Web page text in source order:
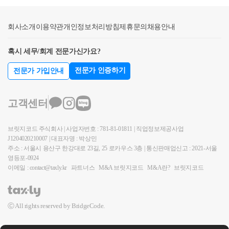
유한 경우중과 배제 혜택이 있는지 살펴볼까요?155조
동상속 최대지분권자의 경우에해당하는 &lt;상속 주택
&gt; 은상속받은 날부터 5년이 경과되지 않았다면주택
수에서 배제 됩니다.1세대 1주택 비과세가 된다는 것
에 대한 비과세 특례가 불가능한 경우,상속주택 + 일반
주택 -&gt; 일반주택 매도시일반주택이 조정지역에 위
치한다면비과세 or 중과세가 될텐데요.상속 후 5년 이
내 양도한다면, 주택 수에서 제외시켜중과세가 아닌
일반과세로 적용할 수 있다는 내용입니다.또한 공동상
속주택의 경우에도상속지분이 가장 큰 상속인의 소유
수 포함소수지분권자 - 주택 수 미포함즉 소수지분권
자의 경우에도비과세가 불가능하다면,중과세가 아닌
제외될 수 있는지요건을 따져봐야 합니다.과세관청에
택을 보유하고 신규 주택을 취득하신다면꼭 상담을 받
으신 뒤 진행하시길 추천 드립니다.궁금한 내용 있으
시다면언제든 아래 링크로 편안하게 '세금 문의' 진행
다.긴 글 읽어주셔서 감사합니다.서가세무회계 최혜경
세무사 드림.
보유,거주기간을 기산하여 적용합니다.간단한 예를 들
모두 3년이상*상속인의 거주, 보유기간 : 보유기간 4
한 기간을 토대로 보면장기보유특별공제율 표2를 적
용할 수 있습니다.둘째로, 상속인은보유만 4년하였고,
은 16%가 적용됩니다.[(보유 4년 x 4%) + (거주 0년 x
4%) = 16%]&lt;사례2&gt;*피상속인의 거주, 보유기간 :
보유기간 3년, 거주하지 않았음*상속인의 거주, 보유
기간 : 보유기간 4년, 거주하지 않았음첫째로, 피상속
인은 보유 3년을 하였으나거주하지 않았으므로 장기
보유특별공제율 표1을 적용할 수 있습니다.둘째로, 상
속인은보유만 4년하였고, 거주를 하지 않았습니다.따
라서,장기보유특별공제율은 8%가 적용됩니다.[(보유
양도하거나 또는 상속일로부터 5년 이내에 양도하셔
중에 팔아서 1세대 1주택 양도세 비과세를 적용받는
것이 좋습니다. 기재하신 내용으로 보아 C주택을 1세
대 1주택 양도세 비과세를 적용받는 것이 절세에 도움
될 경우에는 A주택을 가장 나중에 팔아서 1세대 1주택
양도세 비과세를 받는 것이 가장 좋습니다. B ,C 주택
을 먼저 파셔서(B, C 간의 순서는 관계없음) 비교적 양
도소득세를 적게 내시고, 가장 비싼 A주택을 나중에
팔아서 1세대 1주택 양도세 비과세(12억 초과분만 과
세)를 받는 것이 가장 절세에 도움이 되는 것입니다. 혹
부터 3년 이내에 양도함으로서 일시적 2주택 양도세
비과세를 적용받을 수 있습니다. 도움이 되셨길 바랍
회사소개 이용약관개인정보처리방침제휴문의 채용안내
혹시 세무/회계 전문가신가요?
전문가 가입안내 전문가 인증하기
고객센터
브릿지코드 주식회사 | 사업자번호 : 781-81-01811 | 직업정보제공사업
J1204020210007 | 대표자명 : 박상민
주소 : 서울시 용산구 한강대로 23길, 25 로카우스 3층 | 통신판매업신고 : 2021-서울
영등포-0924
이메일 : contact@taxly.kr
파트너스 M&A 브릿지코드 M&A란? 브릿지코드
Ⓒ All rights reserved by BridgeCode.